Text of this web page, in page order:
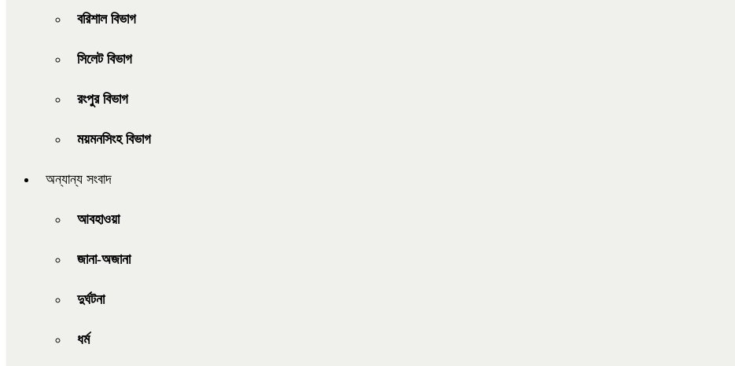
বরিশাল বিভাগ
সিলেট বিভাগ
রংপুর বিভাগ
ময়মনসিংহ বিভাগ
অন্যান্য সংবাদ
আবহাওয়া
জানা-অজানা
দুর্ঘটনা
ধর্ম